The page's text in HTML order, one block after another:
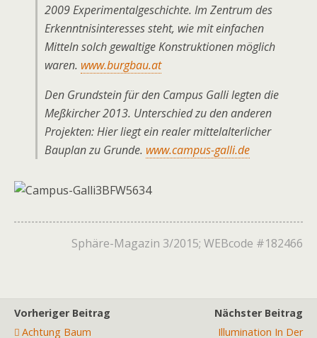
2009 Experimentalgeschichte. Im Zentrum des
Erkenntnisinteresses steht, wie mit einfachen
Mitteln solch gewaltige Konstruktionen möglich
waren. www.burgbau.at
Den Grundstein für den Campus Galli legten die
Meßkircher 2013. Unterschied zu den anderen
Projekten: Hier liegt ein realer mittelalterlicher
Bauplan zu Grunde. www.campus-galli.de
Sphäre-Magazin 3/2015; WEBcode #182466
Vorheriger Beitrag
Achtung Baum
Nächster Beitrag
Illumination In Der